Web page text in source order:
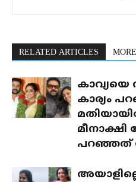
RELATED ARTICLES
കാവ്യയെ
കാര്യം
മീനാക്ഷി
പറഞ്ഞത്